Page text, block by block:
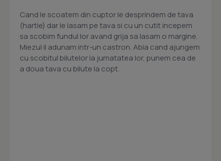
Cand le scoatem din cuptor le desprindem de tava
(hartie) dar le lasam pe tava si cu un cutit incepem
sa scobim fundul lor avand grija sa lasam o margine.
Miezul il adunam intr-un castron. Abia cand ajungem
cu scobitul bilutelor la jumatatea lor, punem cea de
a doua tava cu bilute la copt.